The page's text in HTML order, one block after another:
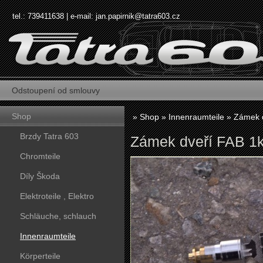
tel.: 739411638 | e-mail:jan.papirnik@tatra603.cz
Odstoupení od smlouvy
Shop
Brzdy Tatra 603
Chromteile
Díly Škoda
Elektroteile , Elektro
Schläuche, schlauch
Innenraumteile
Körperteile
»Shop»Innenraumteile»Zámek
Zámek dveří FAB